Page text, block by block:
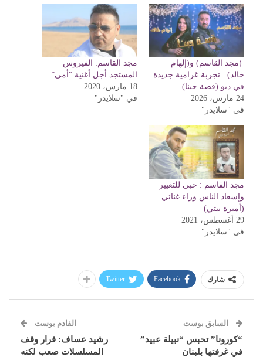
(مجد القاسم) و(إلهام
خالد).. تجربة غرامية جديدة
في ديو (قصة حبنا)
24 مارس، 2026
في "سلايدر"
مجد القاسم: الفيروس
المستجد أجل أغنية “أمي”
18 مارس، 2020
في "سلايدر"
مجد القاسم : حبي للتغيير
وإسعاد الناس وراء غنائي
(أميرة بيتي)
29 أغسطس، 2021
في "سلايدر"
شارك Facebook
Twitter
السابق بوست
“كورونا” تحبس “نبيلة عبيد”
في غرفتها بلبنان
القادم بوست
رشيد عساف: قرار وقف
المسلسلات صعب لكنه